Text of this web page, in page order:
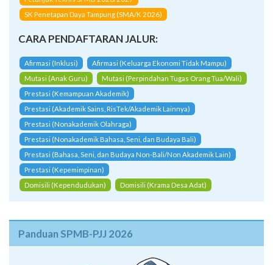
SK Penetapan Daya Tampung (SMA/K 2026)
CARA PENDAFTARAN JALUR:
Afirmasi (Inklusi)
Afirmasi (Keluarga Ekonomi Tidak Mampu)
Mutasi (Anak Guru)
Mutasi (Perpindahan Tugas Orang Tua/Wali)
Prestasi (Kemampuan Akademik)
Prestasi (Akademik Sains, RisTek/Akademik Lainnya)
Prestasi (Nonakademik Olahraga)
Prestasi (Nonakademik Bahasa, Seni, dan Budaya Bali)
Prestasi (Bahasa, Seni, dan Budaya Non-Bali/Non Akademik Lain)
Prestasi (Kepemimpinan)
Domisili (Kependudukan)
Domisili (Krama Desa Adat)
Panduan SPMB-PJJ 2026